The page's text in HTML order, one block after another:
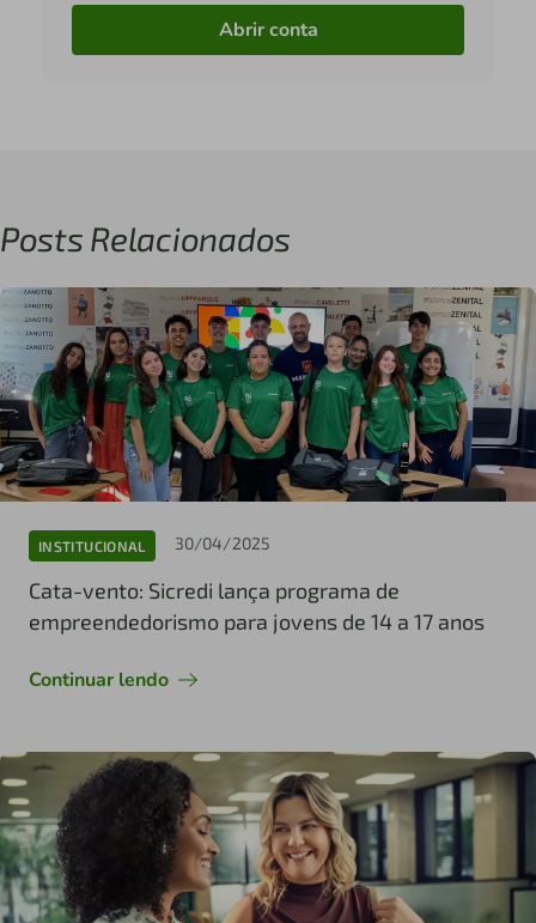
Abrir conta
Posts Relacionados
INSTITUCIONAL 30/04/2025
Cata-vento: Sicredi lança programa de
empreendedorismo para jovens de 14 a 17 anos
Continuar lendo